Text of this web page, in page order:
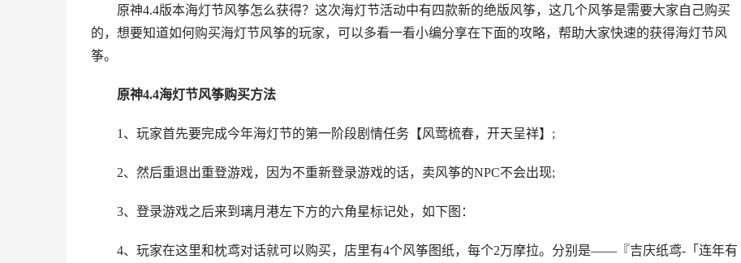
原神4.4版本海灯节风筝怎么获得？这次海灯节活动中有四款新的绝版风筝，这几个风筝是需要大家自己购买
的，想要知道如何购买海灯节风筝的玩家，可以多看一看小编分享在下面的攻略，帮助大家快速的获得海灯节风
筝。
原神4.4海灯节风筝购买方法
1、玩家首先要完成今年海灯节的第一阶段剧情任务【风莺梳春，开天呈祥】;
2、然后重退出重登游戏，因为不重新登录游戏的话，卖风筝的NPC不会出现;
3、登录游戏之后来到璃月港左下方的六角星标记处，如下图：
4、玩家在这里和枕鸢对话就可以购买，店里有4个风筝图纸，每个2万摩拉。分别是——『吉庆纸鸢-「连年有